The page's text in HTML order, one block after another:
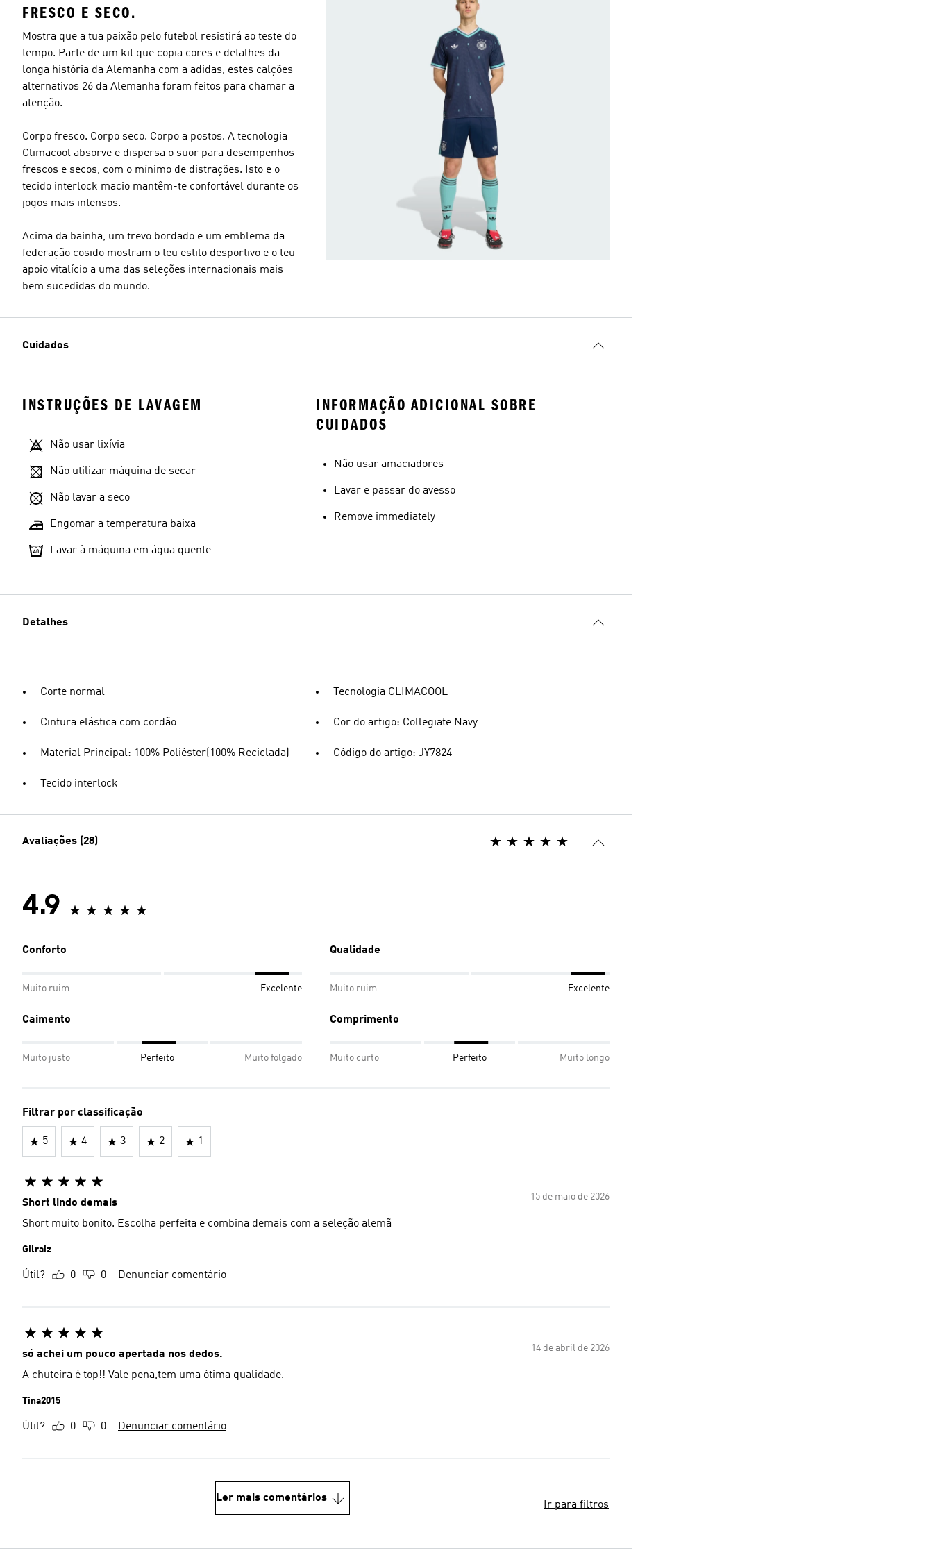
Tamanho do modelo
FRESCO E SECO.
Mostra que a tua paixão pelo futebol resistirá ao teste do
tempo. Parte de um kit que copia cores e detalhes da
longa história da Alemanha com a adidas, estes calções
alternativos 26 da Alemanha foram feitos para chamar a
atenção.
Corpo fresco. Corpo seco. Corpo a postos. A tecnologia
Climacool absorve e dispersa o suor para desempenhos
frescos e secos, com o mínimo de distrações. Isto e o
tecido interlock macio mantêm-te confortável durante os
jogos mais intensos.
Acima da bainha, um trevo bordado e um emblema da
federação cosido mostram o teu estilo desportivo e o teu
apoio vitalício a uma das seleções internacionais mais
bem sucedidas do mundo.
Cuidados
INSTRUÇÕES DE LAVAGEM
Não usar lixívia
Não utilizar máquina de secar
Não lavar a seco
Engomar a temperatura baixa
Lavar à máquina em água quente
INFORMAÇÃO ADICIONAL SOBRE
CUIDADOS
Não usar amaciadores
Lavar e passar do avesso
Remove immediately
Detalhes
Corte normal
Cintura elástica com cordão
Material Principal: 100% Poliéster(100% Reciclada)
Tecido interlock
Tecnologia CLIMACOOL
Cor do artigo: Collegiate Navy
Código do artigo: JY7824
Avaliações (28)
4.9
Conforto
Muito ruim Excelente
Qualidade
Muito ruim Excelente
Caimento
Muito justo Perfeito Muito folgado
Comprimento
Muito curto Perfeito Muito longo
Filtrar por classificação
5 4 3 2 1
15 de maio de 2026
Short lindo demais
Short muito bonito. Escolha perfeita e combina demais com a seleção alemã
Gilraiz
Útil? 0 0 Denunciar comentário
14 de abril de 2026
só achei um pouco apertada nos dedos.
A chuteira é top!! Vale pena,tem uma ótima qualidade.
Tina2015
Útil? 0 0 Denunciar comentário
Ler mais comentários
Ir para filtros